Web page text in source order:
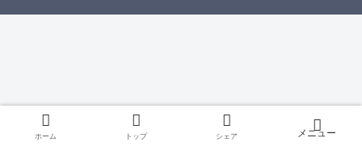
ホーム トップ シェア